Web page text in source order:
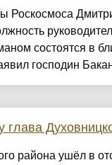
Роскосмоса
состоятся в
господин
глава
района ушёл в